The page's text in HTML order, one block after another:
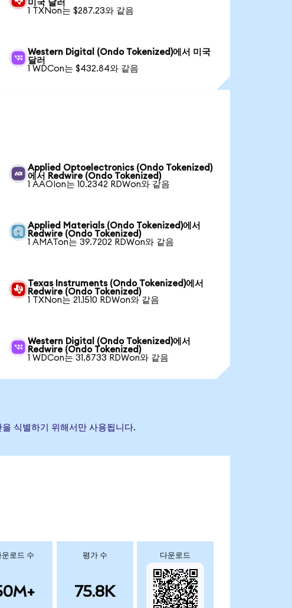
미국 달러
1 TXNon는 $287.23와 같음
Western Digital (Ondo Tokenized)에서 미국
달러
1 WDCon는 $432.84와 같음
Applied Optoelectronics (Ondo Tokenized)
에서 Redwire (Ondo Tokenized)
1 AAOIon는 10.2342 RDWon와 같음
Applied Materials (Ondo Tokenized)에서
Redwire (Ondo Tokenized)
1 AMATon는 39.7202 RDWon와 같음
Texas Instruments (Ondo Tokenized)에서
Redwire (Ondo Tokenized)
1 TXNon는 21.1510 RDWon와 같음
Western Digital (Ondo Tokenized)에서
Redwire (Ondo Tokenized)
1 WDCon는 31.8733 RDWon와 같음
식별하기 위해서만 사용됩니다.
운로드 수 평가 수
75.8K
다운로드